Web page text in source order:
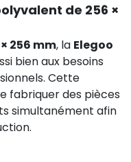
de 256 ×
256 mm, la Elegoo
bien aux besoins
Cette
fabriquer des pièces
simultanément afin